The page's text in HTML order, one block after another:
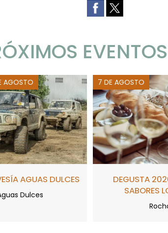
AGOSTO
AGUAS DULCES
Dulces
7 DE AGOSTO
DEGUSTA
SABORES